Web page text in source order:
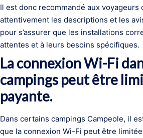
Il est donc recommandé aux voyageurs
attentivement les descriptions et les
pour s’assurer que les installations
attentes et à leurs besoins spécifiques.
La connexion Wi-Fi
campings peut être
payante.
Dans certains campings Campeole, il
que la connexion Wi-Fi peut être